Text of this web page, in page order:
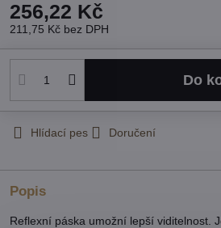
256,22 Kč
211,75 Kč bez DPH
Do
Hlídací pes Doručení
Popis
Reflexní páska umožní lepší viditelnost.